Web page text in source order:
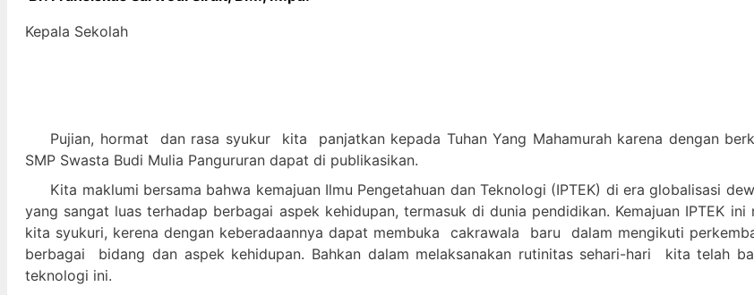
Kepala Sekolah
Pujian, hormat dan rasa syukur kita panjatkan kepada Tuhan Yang Mahamurah karena dengan
SMP Swasta Budi Mulia Pangururan dapat di publikasikan.
Kita maklumi bersama bahwa kemajuan Ilmu Pengetahuan dan Teknologi (IPTEK) di era globalisasi
yang sangat luas terhadap berbagai aspek kehidupan, termasuk di dunia pendidikan. Kemajuan IPTEK
kita syukuri, kerena dengan keberadaannya dapat membuka cakrawala baru dalam mengikuti
berbagai bidang dan aspek kehidupan. Bahkan dalam melaksanakan rutinitas sehari-hari kita telah
teknologi ini.